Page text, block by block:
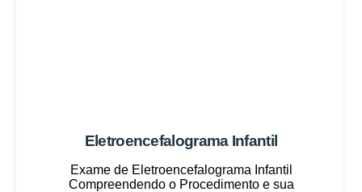
Eletroencefalograma Infantil
Exame de Eletroencefalograma Infantil
Compreendendo o Procedimento e sua